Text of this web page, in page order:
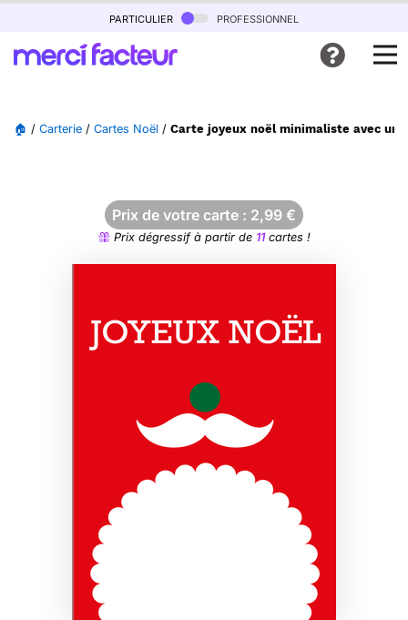
particulier professionnel
🏠 / Carterie / Cartes Noël / Carte joyeux noël minimaliste avec un
Prix de votre carte : 2,99 €
Prix dégressif à partir de 11cartes !